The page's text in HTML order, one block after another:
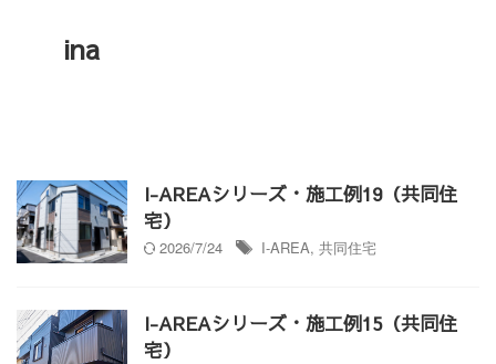
ina
I-AREAシリーズ・施工例19（共同住
宅）
2026/7/24 I-AREA, 共同住宅
I-AREAシリーズ・施工例15（共同住
宅）